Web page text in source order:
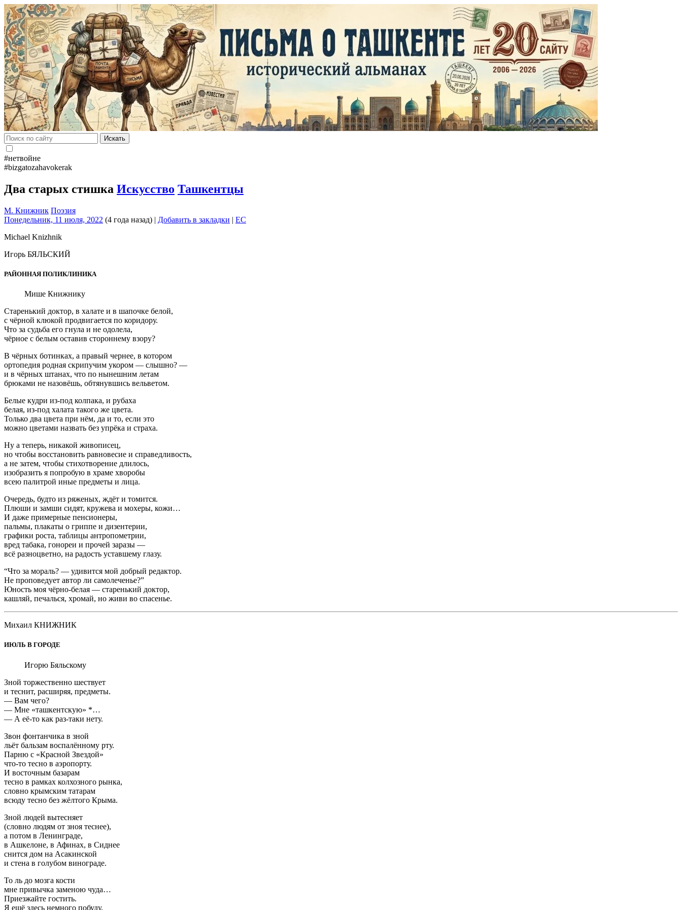
Искать
#нетвойне
#bizgatozahavokerak
Два старых стишка Искусство Ташкентцы
М. Книжник Поэзия
Понедельник, 11 июля, 2022 (4 года назад) | Добавить в закладки | EC
Michael Knizhnik
Игорь БЯЛЬСКИЙ
РАЙОННАЯ ПОЛИКЛИНИКА
Мише Книжнику
Старенький доктор, в халате и в шапочке белой,
с чёрной клюкой продвигается по коридору.
Что за судьба его гнула и не одолела,
чёрное с белым оставив стороннему взору?
В чёрных ботинках, а правый чернее, в котором
ортопедия родная скрипучим укором — слышно? —
и в чёрных штанах, что по нынешним летам
брюками не назовёшь, обтянувшись вельветом.
Белые кудри из-под колпака, и рубаха
белая, из-под халата такого же цвета.
Только два цвета при нём, да и то, если это
можно цветами назвать без упрёка и страха.
Ну а теперь, никакой живописец,
но чтобы восстановить равновесие и справедливость,
а не затем, чтобы стихотворение длилось,
изобразить я попробую в храме хворобы
всею палитрой иные предметы и лица.
Очередь, будто из ряженых, ждёт и томится.
Плюши и замши сидят, кружева и мохеры, кожи…
И даже примерные пенсионеры,
пальмы, плакаты о гриппе и дизентерии,
графики роста, таблицы антропометрии,
вред табака, гонореи и прочей заразы —
всё разноцветно, на радость уставшему глазу.
“Что за мораль? — удивится мой добрый редактор.
Не проповедует автор ли самолеченье?”
Юность моя чёрно-белая — старенький доктор,
кашляй, печалься, хромай, но живи во спасенье.
Михаил КНИЖНИК
ИЮЛЬ В ГОРОДЕ
Игорю Бяльскому
Зной торжественно шествует
и теснит, расширяя, предметы.
— Вам чего?
— Мне «ташкентскую» *…
— А её-то как раз-таки нету.
Звон фонтанчика в зной
льёт бальзам воспалённому рту.
Парню с «Красной Звездой»
что-то тесно в аэропорту.
И восточным базарам
тесно в рамках колхозного рынка,
словно крымским татарам
всюду тесно без жёлтого Крыма.
Зной людей вытесняет
(словно людям от зноя теснее),
а потом в Ленинграде,
в Ашкелоне, в Афинах, в Сиднее
снится дом на Асакинской
и стена в голубом винограде.
То ль до мозга кости
мне привычка заменою чуда…
Приезжайте гостить.
Я ещё здесь немного побуду.